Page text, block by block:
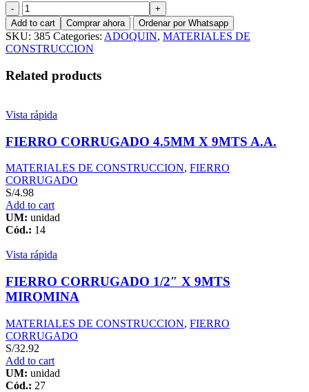
ADOQUIN
20
X
10
X
8CMS
NEGRO
Add to cart Comprar ahora Ordenar por Whatsapp
SKU: 385 Categories: ADOQUIN, MATERIALES DE
CONSTRUCCION
Related products
Vista rápida
FIERRO CORRUGADO 4.5MM X 9MTS A.A.
MATERIALES DE CONSTRUCCION, FIERRO
CORRUGADO
S/4.98
Add to cart
UM: unidad
Cód.: 14
Vista rápida
FIERRO CORRUGADO 1/2″ X 9MTS
MIROMINA
MATERIALES DE CONSTRUCCION, FIERRO
CORRUGADO
S/32.92
Add to cart
UM: unidad
Cód.: 27